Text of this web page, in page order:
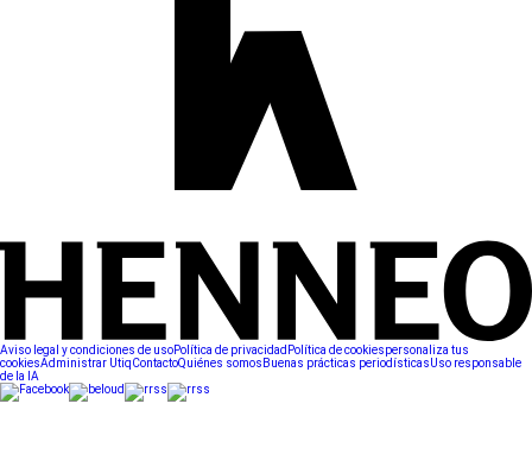
Aviso legal y condiciones de usoPolítica de privacidad Política de cookiespersonaliza tus
cookiesAdministrar UtiqContactoQuiénes somos Buenas prácticas periodísticasUso responsable
de la IA